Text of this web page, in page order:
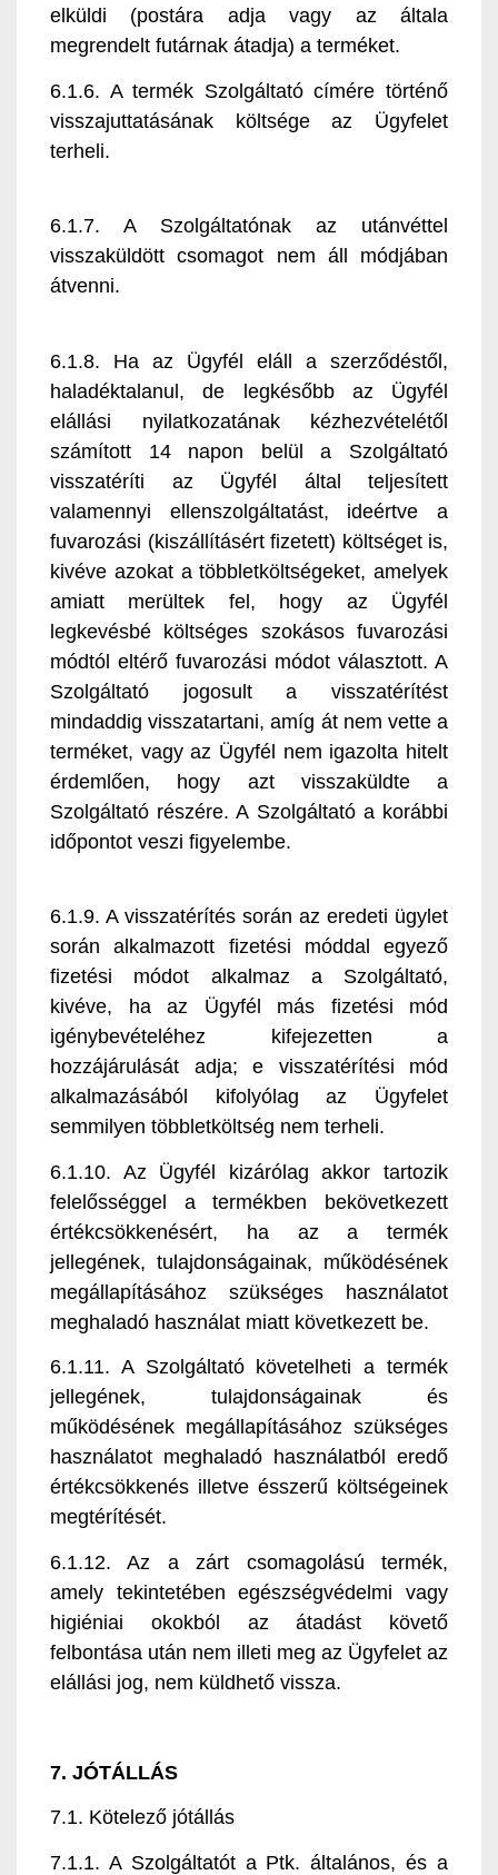
elküldi (postára adja vagy az általa
megrendelt futárnak átadja) a terméket.
6.1.6. A termék Szolgáltató címére történő
visszajuttatásának költsége az Ügyfelet
terheli.
6.1.7. A Szolgáltatónak az utánvéttel
visszaküldött csomagot nem áll módjában
átvenni.
6.1.8. Ha az Ügyfél eláll a szerződéstől,
haladéktalanul, de legkésőbb az Ügyfél
elállási nyilatkozatának kézhezvételétől
számított 14 napon belül a Szolgáltató
visszatéríti az Ügyfél által teljesített
valamennyi ellenszolgáltatást, ideértve a
fuvarozási (kiszállításért fizetett) költséget is,
kivéve azokat a többletköltségeket, amelyek
amiatt merültek fel, hogy az Ügyfél
legkevésbé költséges szokásos fuvarozási
módtól eltérő fuvarozási módot választott. A
Szolgáltató jogosult a visszatérítést
mindaddig visszatartani, amíg át nem vette a
terméket, vagy az Ügyfél nem igazolta hitelt
érdemlően, hogy azt visszaküldte a
Szolgáltató részére. A Szolgáltató a korábbi
időpontot veszi figyelembe.
6.1.9. A visszatérítés során az eredeti ügylet
során alkalmazott fizetési móddal egyező
fizetési módot alkalmaz a Szolgáltató,
kivéve, ha az Ügyfél más fizetési mód
igénybevételéhez kifejezetten a
hozzájárulását adja; e visszatérítési mód
alkalmazásából kifolyólag az Ügyfelet
semmilyen többletköltség nem terheli.
6.1.10. Az Ügyfél kizárólag akkor tartozik
felelősséggel a termékben bekövetkezett
értékcsökkenésért, ha az a termék
jellegének, tulajdonságainak, működésének
megállapításához szükséges használatot
meghaladó használat miatt következett be.
6.1.11. A Szolgáltató követelheti a termék
jellegének, tulajdonságainak és
működésének megállapításához szükséges
használatot meghaladó használatból eredő
értékcsökkenés illetve ésszerű költségeinek
megtérítését.
6.1.12. Az a zárt csomagolású termék,
amely tekintetében egészségvédelmi vagy
higiéniai okokból az átadást követő
felbontása után nem illeti meg az Ügyfelet az
elállási jog, nem küldhető vissza.
7. JÓTÁLLÁS
7.1. Kötelező jótállás
7.1.1. A Szolgáltatót a Ptk. általános, és a